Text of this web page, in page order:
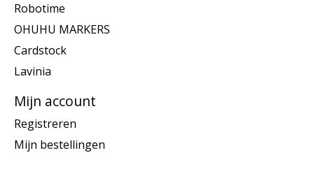
Robotime
OHUHU MARKERS
Cardstock
Lavinia
Mijn account
Registreren
Mijn bestellingen